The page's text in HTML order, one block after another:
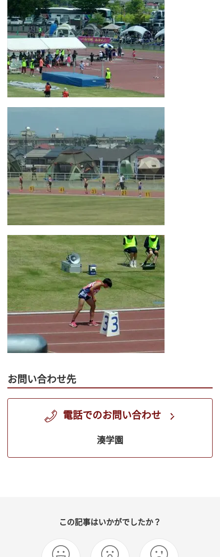
お問い合わせ先
電話でのお問い合わせ
湊学園
この記事はいかがでしたか？